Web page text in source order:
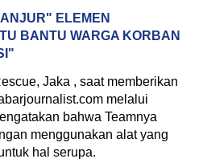
ELEMEN
BANTU WARGA KORBAN
Jaka , saat memberikan
melalui
bahwa Teamnya
menggunakan alat yang
hal serupa.